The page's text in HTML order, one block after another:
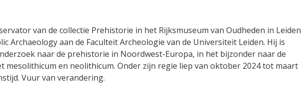
van de collectie Prehistorie in het Rijksmuseum van Oudheden in Leiden
Archaeology aan de Faculteit Archeologie van de Universiteit Leiden. Hij is
naar de prehistorie in Noordwest-Europa, in het bijzonder naar de
mesolithicum en neolithicum. Onder zijn regie liep van oktober 2024 tot maart
Vuur van verandering.